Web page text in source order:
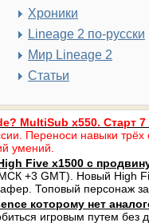
Хроники
Lineage 2 по-русски
Мир Lineage 2
Статьи
MultiSub x550. Старт 7
Переноси навыки трёх
умений.
Five x1500 с
+3 GMT). Новый High
Топовый персонаж за
которому нет
игровым путем без